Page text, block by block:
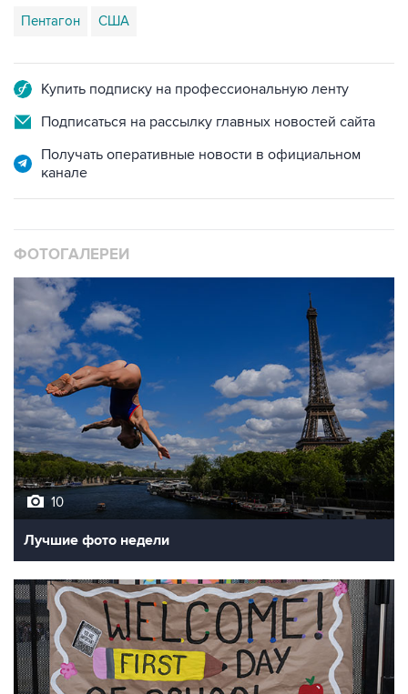
Пентагон США
Купить подписку на профессиональную ленту
Подписаться на рассылку главных новостей сайта
Получать оперативные новости в официальном
канале
ФОТОГАЛЕРЕИ
10
Лучшие фото недели